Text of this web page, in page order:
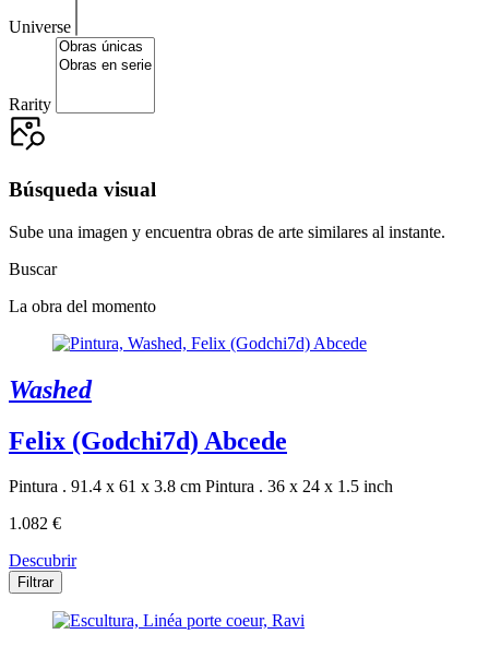
Universe
Rarity
Búsqueda visual
Sube una imagen y encuentra obras de arte similares al instante.
Buscar
La obra del momento
Washed
Felix (Godchi7d) Abcede
Pintura . 91.4 x 61 x 3.8 cm Pintura . 36 x 24 x 1.5 inch
1.082 €
Descubrir
Filtrar